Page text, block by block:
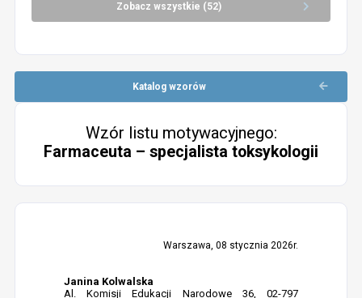
Zobacz wszystkie (52)
Katalog wzorów
Wzór listu motywacyjnego:
Farmaceuta – specjalista toksykologii
Warszawa, 08 stycznia 2026r.
Janina Kolwalska
Al. Komisji Edukacji Narodowe 36, 02-797